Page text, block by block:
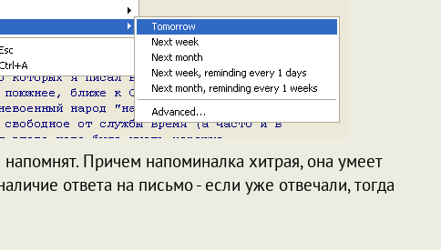
Причем напоминалка хитрая, она умеет
ответа на письмо - если уже отвечали, тогда